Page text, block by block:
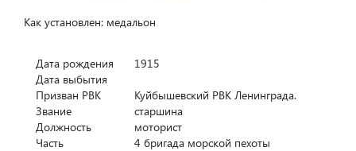
Как установлен: медальон
Дата рождения
1915
Дата выбытия
Призван РВК
Куйбышевский РВК Ленинграда.
Звание
старшина
Должность
моторист
Часть
4 бригада морской пехоты